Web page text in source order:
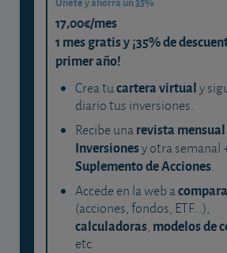
17,00€/mes
1 mes gratis y ¡35% de
primer año!
Crea tucartera virtualy
diario tus inversiones.
Recibe unarevista mensual
Inversionesy otra semanal
Suplemento de Acciones.
Accede en la web a
(acciones, fondos, ETF...),
calculadoras, modelos de
etc.